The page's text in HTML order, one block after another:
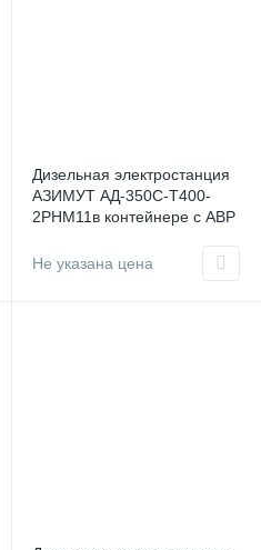
Дизельная электростанция
АЗИМУТ АД-350С-Т400-
2РНМ11в контейнере с АВР
Не указана цена